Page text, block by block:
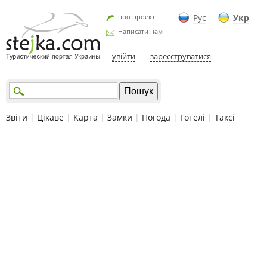
Рус Укр
про проект
Написати нам
увійти зареєструватися
Звіти | Цікаве | Карта | Замки | Погода | Готелі | Таксі